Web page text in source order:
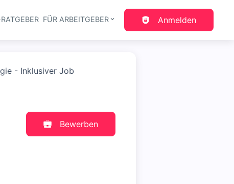
FÜR ARBEITGEBER Anmelden
- Inklusiver Job
Bewerben